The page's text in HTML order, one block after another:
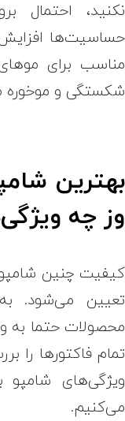
نکنید، احتمال
حساسیت‌ها افزایش
مناسب برای
شکستگی و موخوره
بهترین
وز چه
کیفیت چنین
تعیین می‌شود.
محصولات حتما به
تمام فاکتورها را
ویژگی‌های
می‌کنیم.